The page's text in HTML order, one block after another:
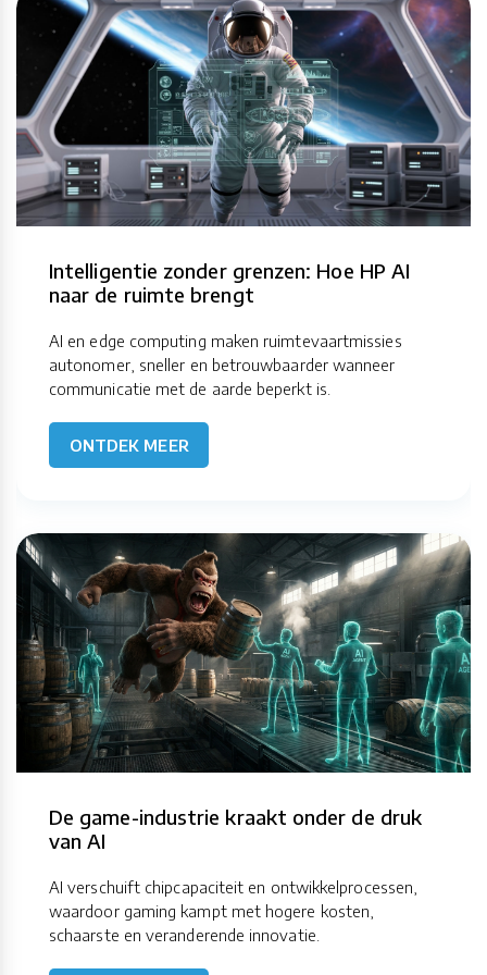
Intelligentie zonder grenzen: Hoe HP AI
naar de ruimte brengt
AI en edge computing maken ruimtevaartmissies
autonomer, sneller en betrouwbaarder wanneer
communicatie met de aarde beperkt is.
ONTDEK MEER
De game-industrie kraakt onder de druk
van AI
AI verschuift chipcapaciteit en ontwikkelprocessen,
waardoor gaming kampt met hogere kosten,
schaarste en veranderende innovatie.